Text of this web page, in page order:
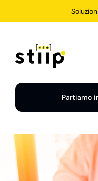
Home
Soluzioni
Partiamo